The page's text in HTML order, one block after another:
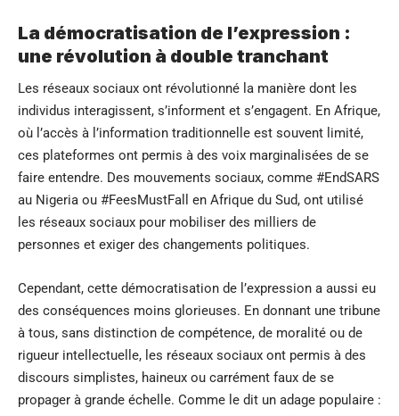
La démocratisation de l’expression :
une révolution à double tranchant
Les réseaux sociaux ont révolutionné la manière dont les
individus interagissent, s’informent et s’engagent. En Afrique,
où l’accès à l’information traditionnelle est souvent limité,
ces plateformes ont permis à des voix marginalisées de se
faire entendre. Des mouvements sociaux, comme #EndSARS
au Nigeria ou #FeesMustFall en Afrique du Sud, ont utilisé
les réseaux sociaux pour mobiliser des milliers de
personnes et exiger des changements politiques.
Cependant, cette démocratisation de l’expression a aussi eu
des conséquences moins glorieuses. En donnant une tribune
à tous, sans distinction de compétence, de moralité ou de
rigueur intellectuelle, les réseaux sociaux ont permis à des
discours simplistes, haineux ou carrément faux de se
propager à grande échelle. Comme le dit un adage populaire :